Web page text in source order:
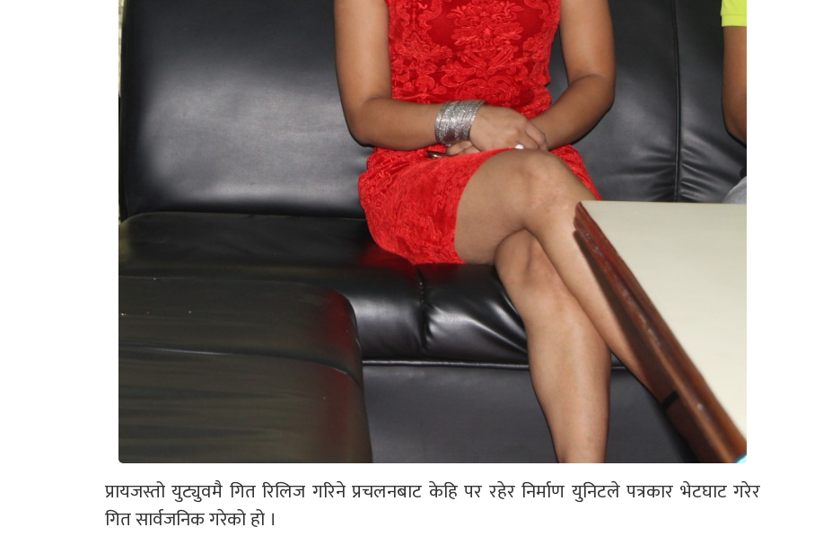
प्रायजस्तो युट्युवमै गित रिलिज गरिने प्रचलनबाट केहि पर रहेर निर्माण युनिटले पत्रकार भेटघाट गरेर
गित सार्वजनिक गरेको हो ।